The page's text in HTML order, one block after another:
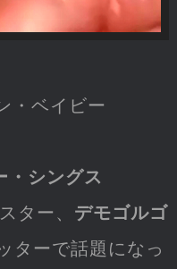
・ベイビー
・シングス
ター、 デモゴルゴ
ターで話題になっ